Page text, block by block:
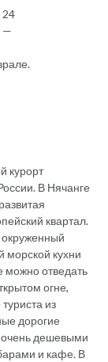
24
—
курорт
В Нячанге
квартал.
морской кухни
можно отведать
огне,
из
дорогие
очень дешевыми
и кафе. В